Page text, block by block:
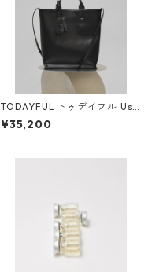
TODAYFUL トゥデイフル Use
ful Leather Bag (L) 1262104
1 BLK
¥35,200